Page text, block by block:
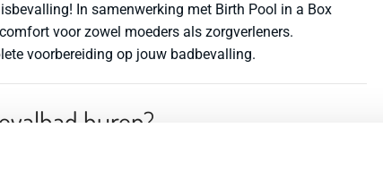
In samenwerking met Birth Pool in a Box
voor zowel moeders als zorgverleners.
voorbereiding op jouw badbevalling.
huren?